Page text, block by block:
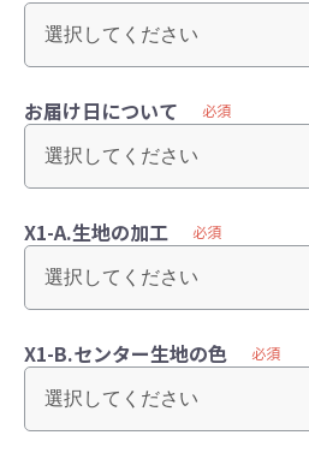
お届け日について 必須
X1-A.生地の加工 必須
X1-B.センター生地の色 必須